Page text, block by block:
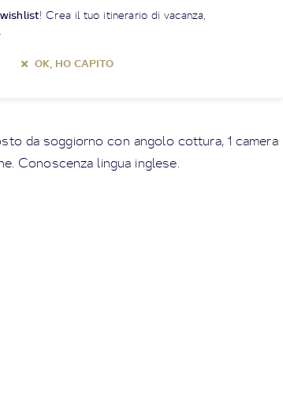
! Crea il tuo itinerario di vacanza,
OK, HO CAPITO
da soggiorno con angolo cottura, 1 camera
Conoscenza lingua inglese.